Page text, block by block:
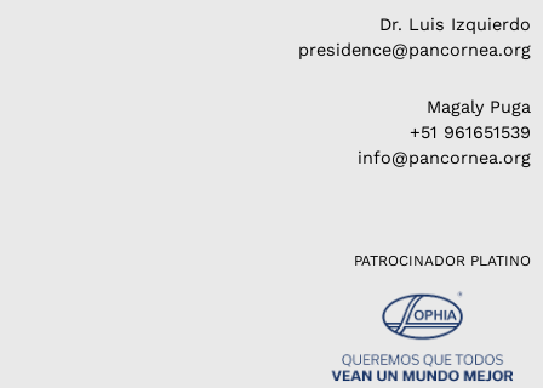
Dr. Luis Izquierdo
presidence@pancornea.org
Magaly Puga
+51 961651539
info@pancornea.org
PATROCINADOR PLATINO